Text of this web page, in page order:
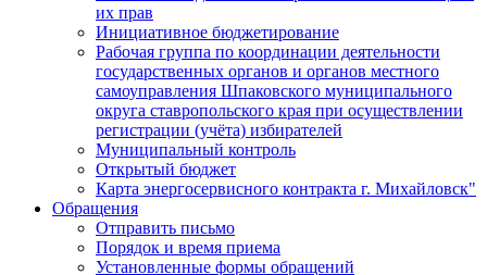
их прав
Инициативное бюджетирование
Рабочая группа по координации деятельности
государственных органов и органов местного
самоуправления Шпаковского муниципального
округа ставропольского края при осуществлении
регистрации (учёта) избирателей
Муниципальный контроль
Открытый бюджет
Карта энергосервисного контракта г. Михайловск"
Обращения
Отправить письмо
Порядок и время приема
Установленные формы обращений